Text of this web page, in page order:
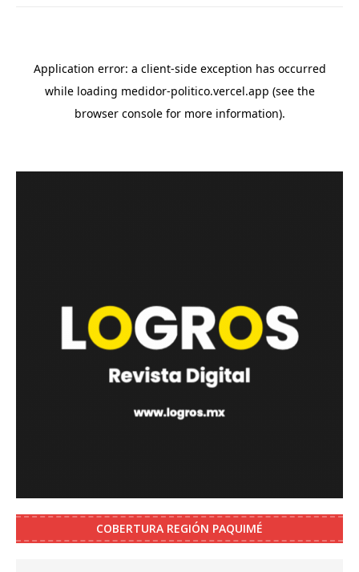
COBERTURA REGIÓN PAQUIMÉ